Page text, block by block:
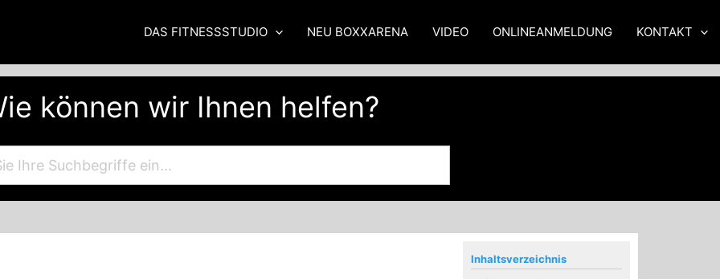
DAS FITNESSSTUDIO NEU BOXXARENA VIDEO ONLINEANMELDUNG KONTAKT
können wir Ihnen helfen?
Inhaltsverzeichnis